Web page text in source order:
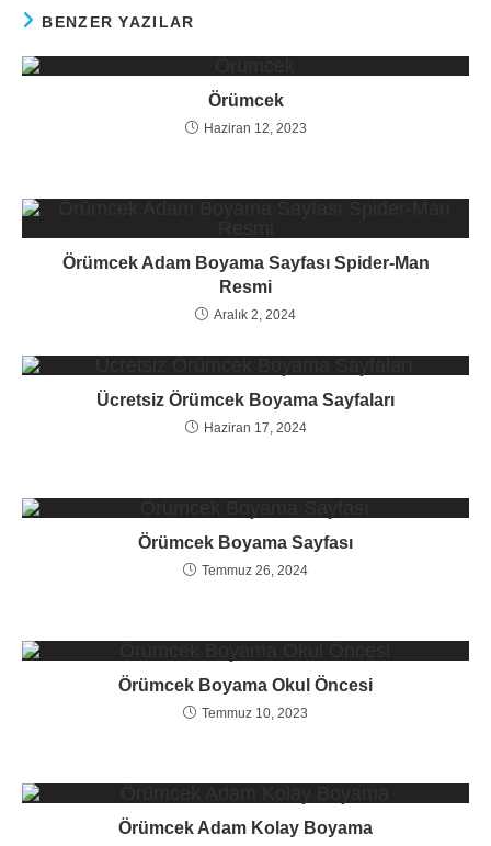
BENZER YAZILAR
Örümcek
Haziran 12, 2023
Örümcek Adam Boyama Sayfası Spider-Man
Resmi
Aralık 2, 2024
Ücretsiz Örümcek Boyama Sayfaları
Haziran 17, 2024
Örümcek Boyama Sayfası
Temmuz 26, 2024
Örümcek Boyama Okul Öncesi
Temmuz 10, 2023
Örümcek Adam Kolay Boyama